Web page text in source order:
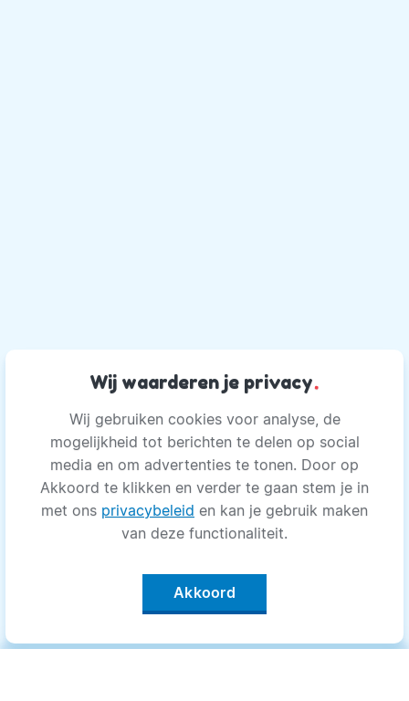
Wij waarderen je privacy.
Wij gebruiken cookies voor analyse, de
mogelijkheid tot berichten te delen op social
media en om advertenties te tonen. Door op
Akkoord te klikken en verder te gaan stem je in
met ons privacybeleid en kan je gebruik maken
van deze functionaliteit.
Akkoord